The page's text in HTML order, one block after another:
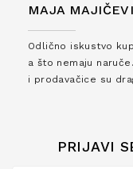
MAJA
Odlično iskustvo
a što nemaju
i prodavačice su
PRIJAVI